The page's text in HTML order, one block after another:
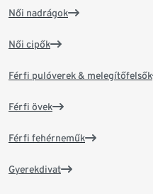
Női nadrágok
Női cipők
Férfi pulóverek & melegítőfelsők
Férfi övek
Férfi fehérneműk
Gyerekdivat